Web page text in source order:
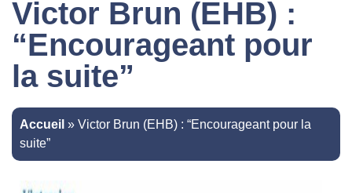
Victor Brun (EHB) :
“Encourageant pour
la suite”
Accueil » Victor Brun (EHB) : “Encourageant pour la
suite”